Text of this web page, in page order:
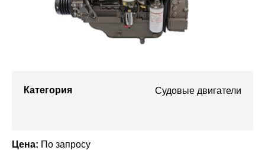
Категория Судовые двигатели
Цена: По запросу